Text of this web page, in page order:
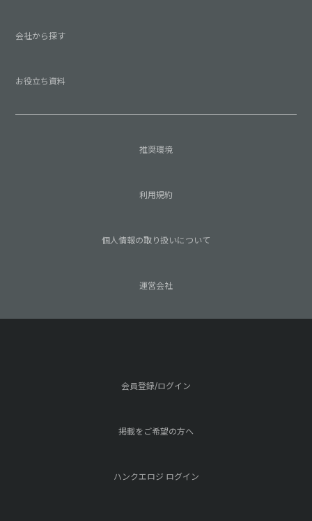
会社から探す
お役立ち資料
推奨環境
利用規約
個人情報の取り扱いについて
運営会社
会員登録/ログイン
掲載をご希望の方へ
ハンクエロジ ログイン